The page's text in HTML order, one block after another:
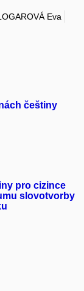
Eva
češtiny
pro cizince
slovotvorby